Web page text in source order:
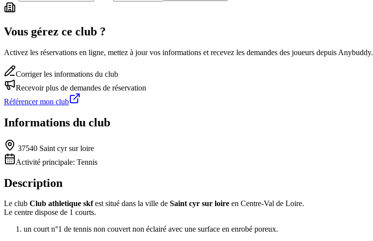
Vous gérez ce club ?
Activez les réservations en ligne, mettez à jour vos informations et recevez les demandes des joueurs depuis Anybuddy.
Corriger les informations du club
Recevoir plus de demandes de réservation
Référencer mon club
Informations du club
37540 Saint cyr sur loire
Activité principale: Tennis
Description
Le club Club athletique skfest situé dans la ville de Saint cyr sur loire en Centre-Val de Loire.
Le centre dispose de 1 courts.
un court n°1 de tennis non couvert non éclairé avec une surface en enrobé poreux.